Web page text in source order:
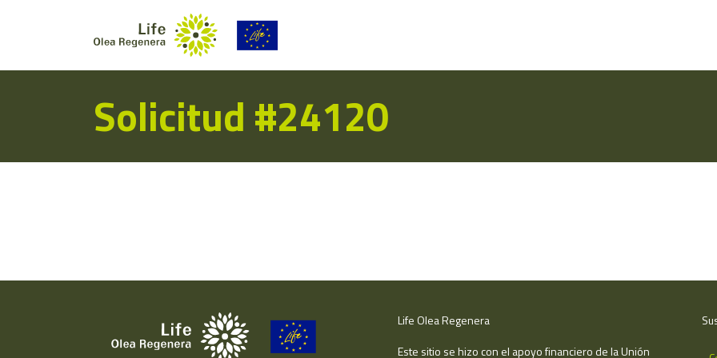
Solicitud #24120
Life Olea Regenera
Este sitio se hizo con el apoyo financiero de la Unión